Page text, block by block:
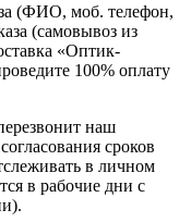
(ФИО, моб. телефон,
(самовывоз из
«Оптик-
100% оплату
наш
сроков
в личном
в рабочие дни с